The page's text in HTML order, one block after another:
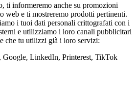
ti informeremo anche su promozioni
web e ti mostreremo prodotti pertinenti.
i tuoi dati personali crittografati con i
e utilizziamo i loro canali pubblicitari
che tu utilizzi già i loro servizi:
Google, LinkedIn, Printerest, TikTok